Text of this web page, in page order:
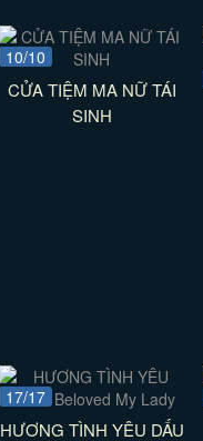
10/10
CỬA TIỆM MA NỮ TÁI
SINH
17/17
HƯƠNG TÌNH YÊU DẤU